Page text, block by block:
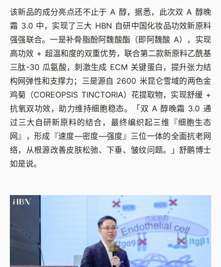
该新品的成分亮点还不止于 A 醇，据悉，此次双 A 醇晚
霜 3.0 中，实现了三大 HBN 自研中国化妆品功效新原料
强强联合。一是补骨脂酚阿魏酸酯（即阿魏酸 A），实现
高功效 + 超温和度的双重优势，联合第二款新原料乙酰基
三肽-30 瓜氨酸，刺激生成 ECM 关键蛋白，提升张力结
构网弹性和支撑力；三是源自 2600 米昆仑雪域的两色金
鸡菊（COREOPSIS TINCTORIA）花提取物，实现舒缓 +
抗氧双功效，助力维持细胞稳态。「双 A 醇晚霜 3.0 通
过三大自研新原料的结合，最终编织起三维『细胞生态
网』，形成『速度—密度—强度』三位一体的全面抗老网
络，从根源改善皮肤松弛、下垂、皱纹问题。」舒鹏博士
如是说。